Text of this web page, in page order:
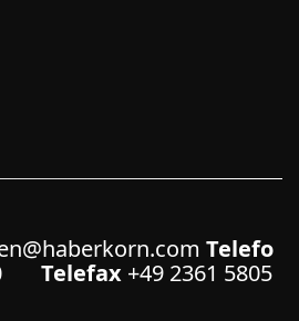
Telefo
Telefax +49 2361 5805